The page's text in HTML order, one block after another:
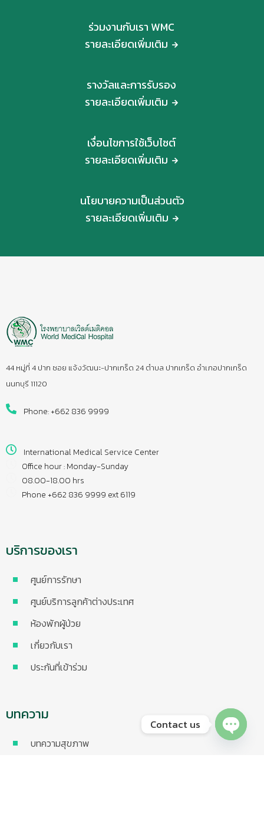
ร่วมงานกับเรา WMC
รายละเอียดเพิ่มเติม
รางวัลและการรับรอง
รายละเอียดเพิ่มเติม
เงื่อนไขการใช้เว็บไซต์
รายละเอียดเพิ่มเติม
นโยบายความเป็นส่วนตัว
รายละเอียดเพิ่มเติม
44 หมู่ที่ 4 ปาก ซอย แจ้งวัฒนะ-ปากเกร็ด 24 ตำบล ปากเกร็ด อำเภอปากเกร็ด
นนทบุรี 11120
Phone: +662 836 9999
International Medical Service Center
Office hour : Monday-Sunday
08.00-18.00 hrs
Phone +662 836 9999 ext 6119
บริการของเรา
ศูนย์การรักษา
ศูนย์บริการลูกค้าต่างประเทศ
ห้องพักผู้ป่วย
เกี่ยวกับเรา
ประกันที่เข้าร่วม
บทความ
บทความสุขภาพ
Contact us